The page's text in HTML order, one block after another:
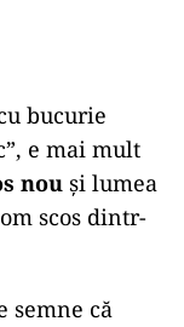
bucurie
e mai mult
nou și lumea
scos dintr-
semne că